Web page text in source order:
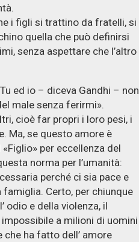
i figli si trattino da fratelli, si
quella che può definirsi
senza aspettare che l’altro
ed io – diceva Gandhi – non
male senza ferirmi».
cioè far propri i loro pesi, i
Ma, se questo amore è
per eccellenza del
norma per l’umanità:
perché ci sia pace e
Certo, per chiunque
odio e della violenza, il
impossibile a milioni di uomini
ha fatto dell’ amore